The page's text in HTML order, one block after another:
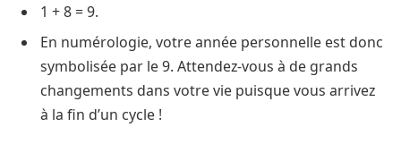
1 + 8 = 9.
En numérologie, votre année personnelle est donc
symbolisée par le 9. Attendez-vous à de grands
changements dans votre vie puisque vous arrivez
à la fin d’un cycle !